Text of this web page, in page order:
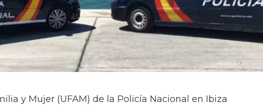
y Mujer (UFAM) de la Policía Nacional en Ibiza